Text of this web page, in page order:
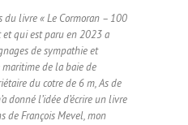
du livre « Le Cormoran – 100
et qui est paru en 2023 a
de sympathie et
de la baie de
du cotre de 6 m, As de
donné l’idée d’écrire un livre
de François Mevel, mon